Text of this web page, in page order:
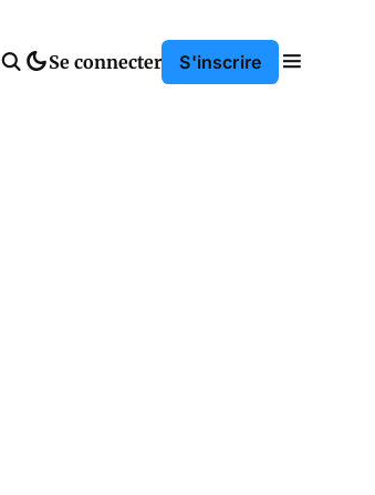
Se connecter S'inscrire